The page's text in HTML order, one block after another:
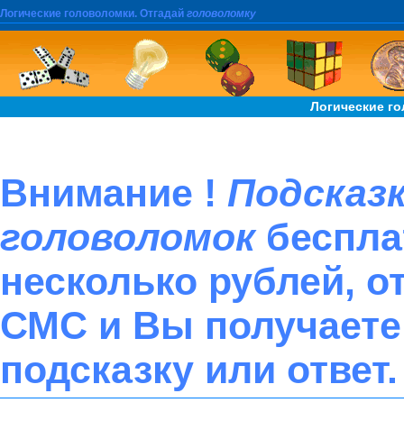
Логические головоломки. Отгадай головоломку
Логические
Внимание !
головоломок
несколько рублей,
СМС и Вы
подсказку или ответ.